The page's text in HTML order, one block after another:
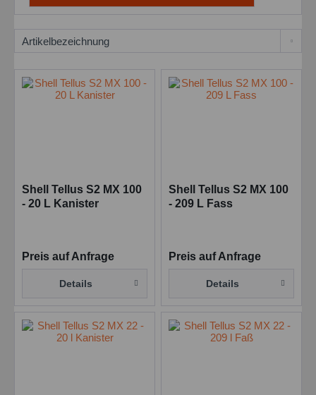
Shell Tellus S2 MX 100
- 20 L Kanister
Preis auf Anfrage
Details
Shell Tellus S2 MX 100
- 209 L Fass
Preis auf Anfrage
Details